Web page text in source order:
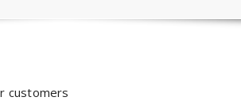
customers